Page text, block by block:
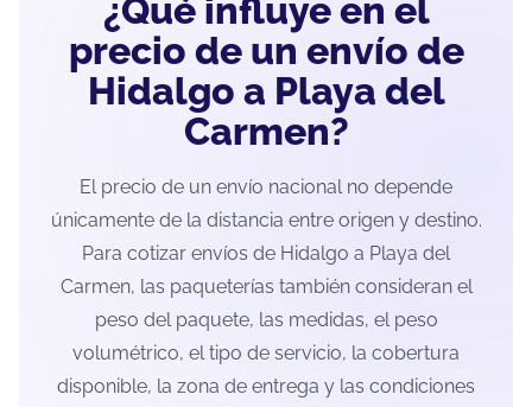
¿Qué influye en el
precio de un envío de
Hidalgo a Playa del
Carmen?
El precio de un envío nacional no depende
únicamente de la distancia entre origen y destino.
Para cotizar envíos de Hidalgo a Playa del
Carmen, las paqueterías también consideran el
peso del paquete, las medidas, el peso
volumétrico, el tipo de servicio, la cobertura
disponible, la zona de entrega y las condiciones